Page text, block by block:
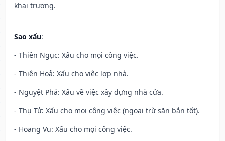
khai trương.
Sao xấu:
- Thiên Ngục: Xấu cho mọi công việc.
- Thiên Hoả: Xấu cho việc lợp nhà.
- Nguyệt Phá: Xấu về việc xây dựng nhà cửa.
- Thụ Tử: Xấu cho mọi công việc (ngoại trừ săn bắn tốt).
- Hoang Vu: Xấu cho mọi công việc.